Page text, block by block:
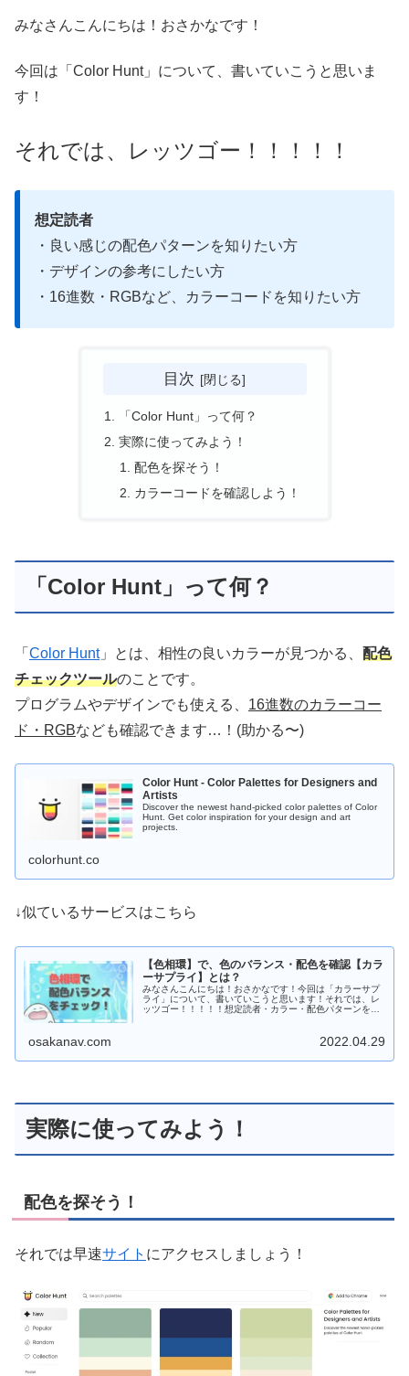
みなさんこんにちは！おさかなです！
今回は「Color Hunt」について、書いていこうと思いま
す！
それでは、レッツゴー！！！！！
想定読者
・良い感じの配色パターンを知りたい方
・デザインの参考にしたい方
・16進数・RGBなど、カラーコードを知りたい方
目次
「Color Hunt」って何？
実際に使ってみよう！
配色を探そう！
カラーコードを確認しよう！
「Color Hunt」って何？
「 Color Hunt」とは、相性の良いカラーが見つかる、 配色
チェックツールのことです。
プログラムやデザインでも使える、 16進数のカラーコー
ド・RGBなども確認できます…！(助かる〜)
Color Hunt - Color Palettes for Designers and
Artists
Discover the newest hand-picked color palettes of Color
Hunt. Get color inspiration for your design and art
projects.
colorhunt.co
↓似ているサービスはこちら
【色相環】で、色のバランス・配色を確認【カラ
ーサプライ】とは？
みなさんこんにちは！おさかなです！今回は「カラーサプ
ライ」について、書いていこうと思います！それでは、レ
ッツゴー！！！！！想定読者・カラー・配色パターンをチ
osakanav.com 2022.04.29
実際に使ってみよう！
配色を探そう！
それでは早速サイト にアクセスしましょう！